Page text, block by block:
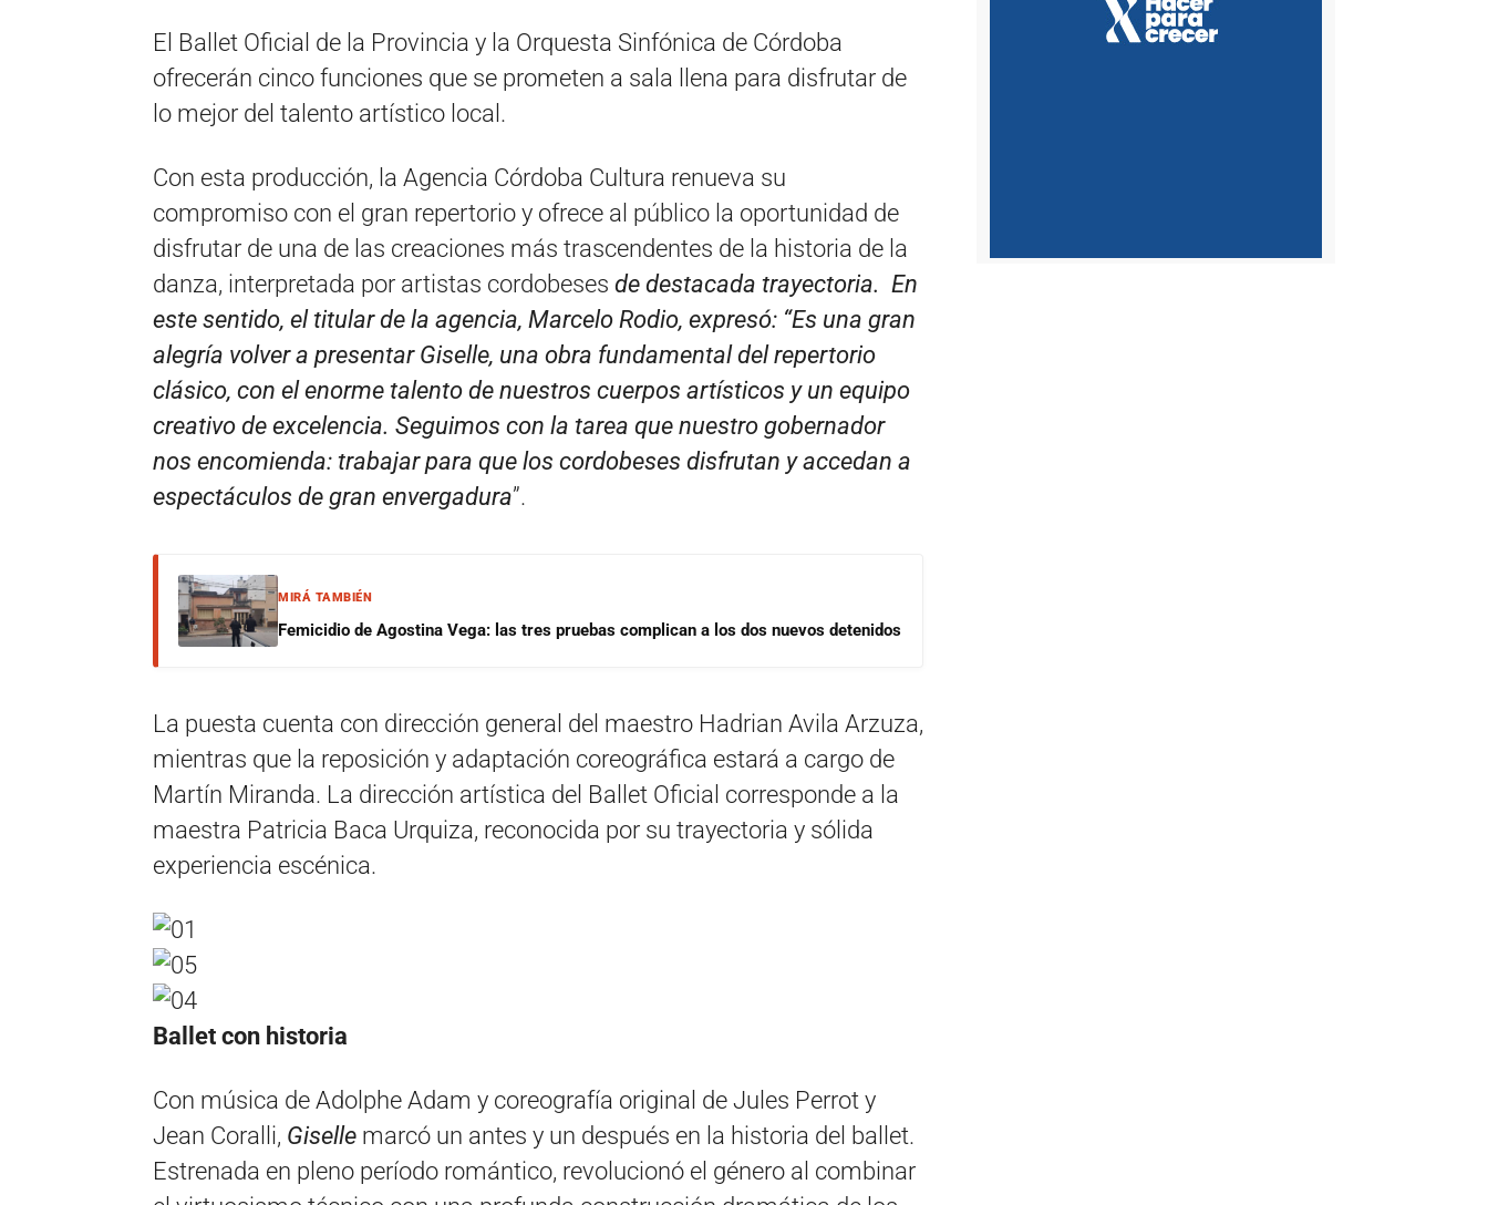
El Ballet Oficial de la Provincia y la Orquesta Sinfónica de Córdoba
ofrecerán cinco funciones que se prometen a sala llena para disfrutar de
lo mejor del talento artístico local.
Con esta producción, la Agencia Córdoba Cultura renueva su
compromiso con el gran repertorio y ofrece al público la oportunidad de
disfrutar de una de las creaciones más trascendentes de la historia de la
danza, interpretada por artistas cordobeses de destacada trayectoria. En
este sentido, el titular de la agencia, Marcelo Rodio, expresó: “Es una gran
alegría volver a presentar Giselle, una obra fundamental del repertorio
clásico, con el enorme talento de nuestros cuerpos artísticos y un equipo
creativo de excelencia. Seguimos con la tarea que nuestro gobernador
nos encomienda: trabajar para que los cordobeses disfrutan y accedan a
espectáculos de gran envergadura”.
MIRÁ TAMBIÉN
Femicidio de Agostina Vega: las tres pruebas complican a los dos nuevos detenidos
La puesta cuenta con dirección general del maestro Hadrian Avila Arzuza,
mientras que la reposición y adaptación coreográfica estará a cargo de
Martín Miranda. La dirección artística del Ballet Oficial corresponde a la
maestra Patricia Baca Urquiza, reconocida por su trayectoria y sólida
experiencia escénica.
Ballet con historia
Con música de Adolphe Adam y coreografía original de Jules Perrot y
Jean Coralli, Giselle marcó un antes y un después en la historia del ballet.
Estrenada en pleno período romántico, revolucionó el género al combinar